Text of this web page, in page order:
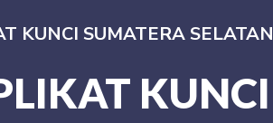
KUNCI SUMATERA SELATAN
KUNCI